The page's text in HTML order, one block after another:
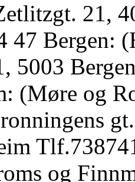
21,
47 Bergen:
5003
(Møre og
og